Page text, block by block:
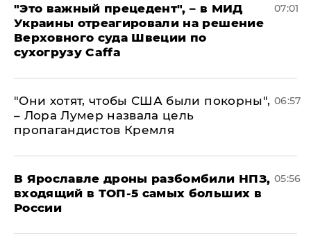
"Это важный прецедент", – в МИД
Украины отреагировали на решение
Верховного суда Швеции по
сухогрузу Caffa
07:01
"Они хотят, чтобы США были покорны",
– Лора Лумер назвала цель
пропагандистов Кремля
06:57
В Ярославле дроны разбомбили НПЗ,
входящий в ТОП-5 самых больших в
России
05:56